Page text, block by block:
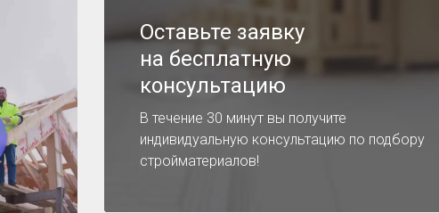
Оставьте заявку
на бесплатную
консультацию
В течение 30 минут вы получите
индивидуальную консультацию по подбору
стройматериалов!